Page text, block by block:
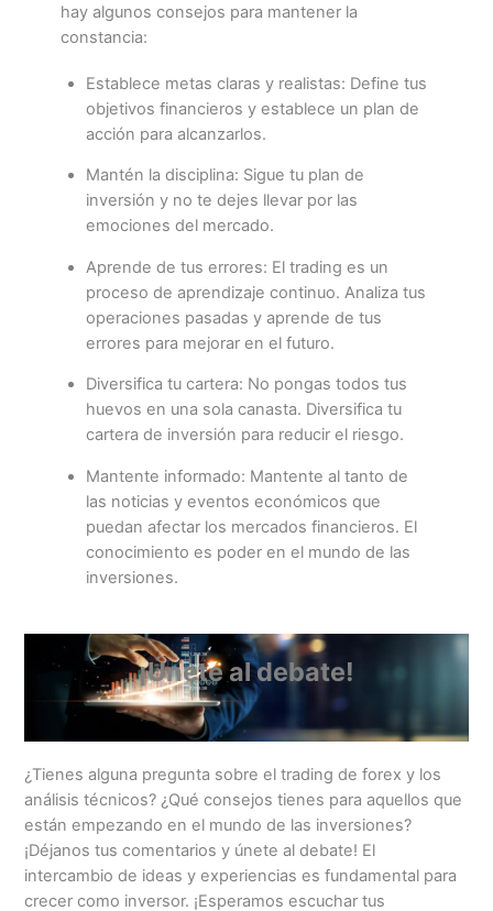
hay algunos consejos para mantener la
constancia:
Establece metas claras y realistas: Define tus
objetivos financieros y establece un plan de
acción para alcanzarlos.
Mantén la disciplina: Sigue tu plan de
inversión y no te dejes llevar por las
emociones del mercado.
Aprende de tus errores: El trading es un
proceso de aprendizaje continuo. Analiza tus
operaciones pasadas y aprende de tus
errores para mejorar en el futuro.
Diversifica tu cartera: No pongas todos tus
huevos en una sola canasta. Diversifica tu
cartera de inversión para reducir el riesgo.
Mantente informado: Mantente al tanto de
las noticias y eventos económicos que
puedan afectar los mercados financieros. El
conocimiento es poder en el mundo de las
inversiones.
¡Únete al debate!
¿Tienes alguna pregunta sobre el trading de forex y los
análisis técnicos? ¿Qué consejos tienes para aquellos que
están empezando en el mundo de las inversiones?
¡Déjanos tus comentarios y únete al debate! El
intercambio de ideas y experiencias es fundamental para
crecer como inversor. ¡Esperamos escuchar tus